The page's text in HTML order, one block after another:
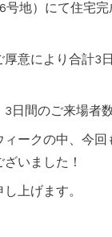
地） にて住宅
厚意により合計3
3日間のご来場者
ィークの中、今
いました！
上げます。